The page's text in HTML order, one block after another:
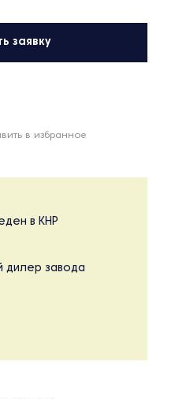
заявку
в избранное
в КНР
завода